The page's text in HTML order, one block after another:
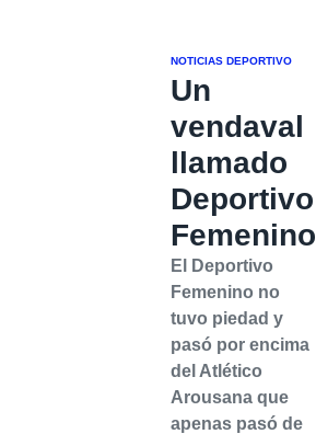
NOTICIAS DEPORTIVO
Un
vendaval
llamado
Deportivo
Femenino
El Deportivo
Femenino no
tuvo piedad y
pasó por encima
del Atlético
Arousana que
apenas pasó de